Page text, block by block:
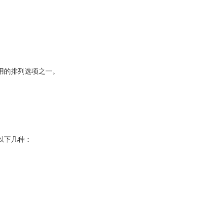
排列选项之一。
几种：